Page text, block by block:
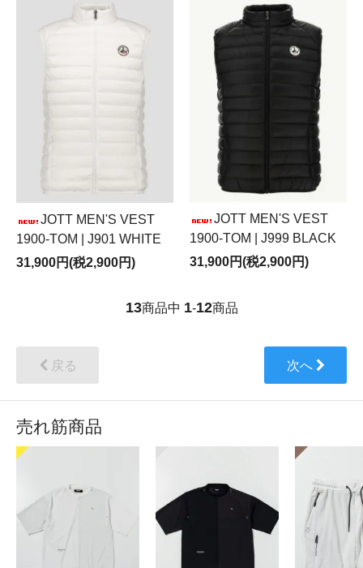
JOTT MEN'S VEST
1900-TOM | J901 WHITE
31,900円(税2,900円)
JOTT MEN'S VEST
1900-TOM | J999 BLACK
31,900円(税2,900円)
13商品中 1-12商品
戻る 次へ
売れ筋商品